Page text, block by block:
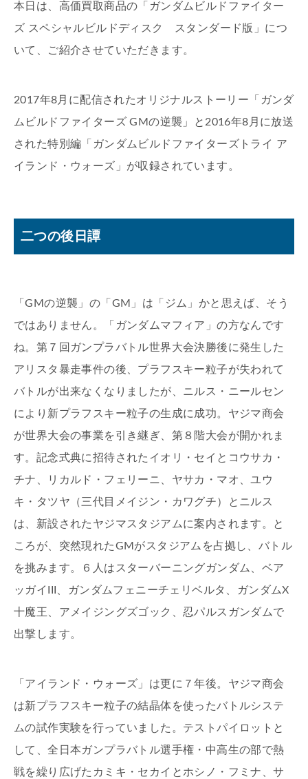
本日は、高価買取商品の「ガンダムビルドファイター
ズ スペシャルビルドディスク スタンダード版」につ
いて、ご紹介させていただきます。
2017年8月に配信されたオリジナルストーリー「ガンダ
ムビルドファイターズ GMの逆襲」と2016年8月に放送
された特別編「ガンダムビルドファイターズトライ ア
イランド・ウォーズ」が収録されています。
二つの後日譚
「GMの逆襲」の「GM」は「ジム」かと思えば、そう
ではありません。「ガンダムマフィア」の方なんです
ね。第７回ガンプラバトル世界大会決勝後に発生した
アリスタ暴走事件の後、プラフスキー粒子が失われて
バトルが出来なくなりましたが、ニルス・ニールセン
により新プラフスキー粒子の生成に成功。ヤジマ商会
が世界大会の事業を引き継ぎ、第８階大会が開かれま
す。記念式典に招待されたイオリ・セイとコウサカ・
チナ、リカルド・フェリーニ、ヤサカ・マオ、ユウ
キ・タツヤ（三代目メイジン・カワグチ）とニルス
は、新設されたヤジマスタジアムに案内されます。と
ころが、突然現れたGMがスタジアムを占拠し、バトル
を挑みます。６人はスターバーニングガンダム、ベア
ッガイIII、ガンダムフェニーチェリベルタ、ガンダムX
十魔王、アメイジングズゴック、忍パルスガンダムで
出撃します。
「アイランド・ウォーズ」は更に７年後。ヤジマ商会
は新プラフスキー粒子の結晶体を使ったバトルシステ
ムの試作実験を行っていました。テストパイロットと
して、全日本ガンプラバトル選手権・中高生の部で熱
戦を繰り広げたカミキ・セカイとホシノ・フミナ、サ